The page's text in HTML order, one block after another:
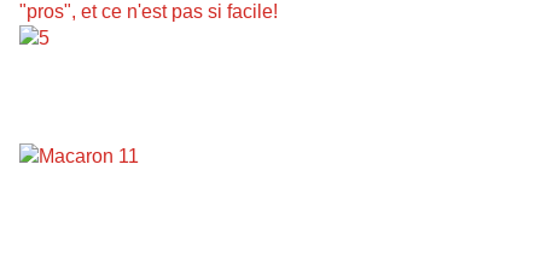
"pros", et ce n'est pas si facile!